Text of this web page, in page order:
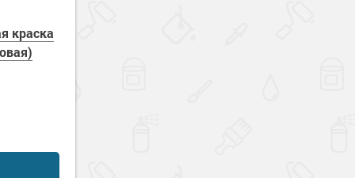
краска